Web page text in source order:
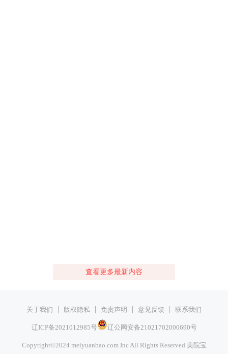
查看更多最新内容
关于我们 | 版权隐私 | 免责声明 | 意见反馈 | 联系我们
辽ICP备2021012985号 辽公网安备21021702000690号
Copyright©2024 meiyuanbao.com Inc All Rights Reserved 美院宝